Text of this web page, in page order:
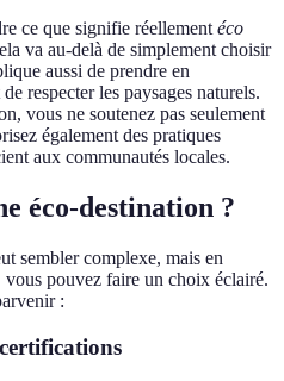
ce que signifie réellementéco
va au-delà de simplement choisir
aussi de prendre en
respecter les paysages naturels.
vous ne soutenez pas seulement
également des pratiques
aux communautés locales.
éco-destination ?
sembler complexe, mais en
vous pouvez faire un choix éclairé.
: